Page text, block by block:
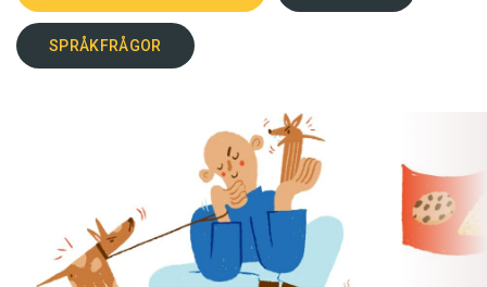
SPRÅKFRÅGOR